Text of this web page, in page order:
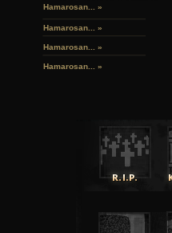
Hamarosan... »
Hamarosan... »
Hamarosan... »
Hamarosan... »